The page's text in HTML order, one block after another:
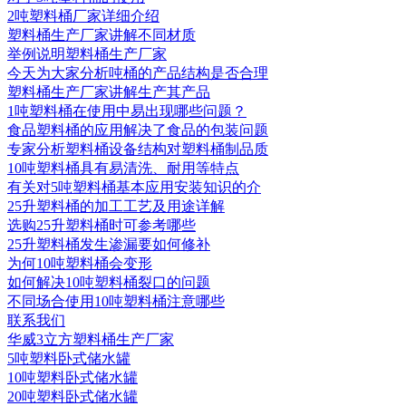
2吨塑料桶厂家详细介绍
塑料桶生产厂家讲解不同材质
举例说明塑料桶生产厂家
今天为大家分析吨桶的产品结构是否合理
塑料桶生产厂家讲解生产其产品
1吨塑料桶在使用中易出现哪些问题？
食品塑料桶的应用解决了食品的包装问题
专家分析塑料桶设备结构对塑料桶制品质
10吨塑料桶具有易清洗、耐用等特点
有关对5吨塑料桶基本应用安装知识的介
25升塑料桶的加工工艺及用途详解
选购25升塑料桶时可参考哪些
25升塑料桶发生渗漏要如何修补
为何10吨塑料桶会变形
如何解决10吨塑料桶裂口的问题
不同场合使用10吨塑料桶注意哪些
联系我们
华威3立方塑料桶生产厂家
5吨塑料卧式储水罐
10吨塑料卧式储水罐
20吨塑料卧式储水罐